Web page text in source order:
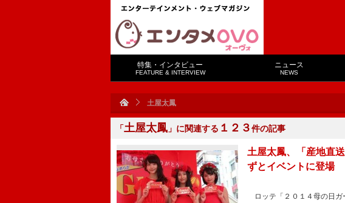
特集・インタビュー
FEATURE & INTERVIEW
ニュース
NEWS
土屋太鳳
「土屋太鳳 」に関連する １２３件の記事
土屋太鳳、「産地直
ずとイベントに登場
ロッテ「２０１４母の日